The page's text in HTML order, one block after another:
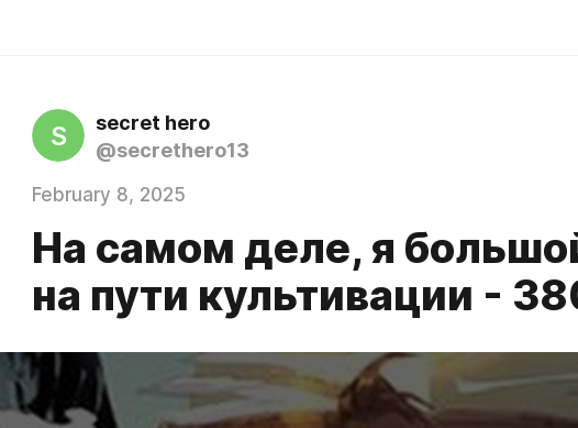
S
secret hero
@secrethero13
February 8, 2025
На самом деле, я
на пути культивации -